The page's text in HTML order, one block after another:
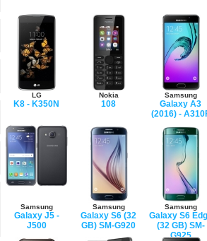
LG
K8 - K350N
Nokia
108
Samsung
Galaxy A3
(2016) -
Samsung
Galaxy J5 -
J500
Samsung
Galaxy S6 (32
GB) SM-G920
Samsung
Galaxy S6
(32 GB) SM-
G925